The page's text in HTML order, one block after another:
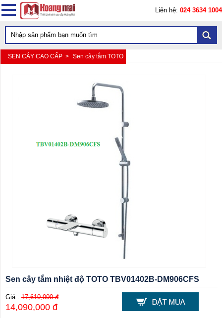
Liên hệ: 024 3634 1004
SEN CÂY CAO CẤP > Sen cây tắm TOTO
Sen cây tắm nhiệt độ TOTO TBV01402B-DM906CFS
Giá : 17,610,000 đ
14,090,000 đ